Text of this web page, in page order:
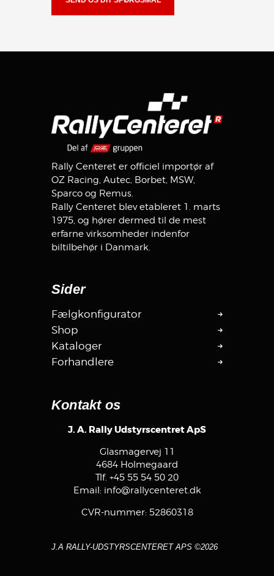
Rally Centeret er officiel importør af
OZ Racing, Autec, Borbet, MSW,
Sparco og Remus.
Rally Centeret blev etableret 1. marts
1975, og hører dermed til de mest
erfarne virksomheder indenfor
biltilbehør i Danmark.
Sider
Fælgkonfigurator
Shop
Kataloger
Forhandlere
Kontakt os
J. A. Rally Udstyrscentret ApS
Glasmagervej 11
4684 Holmegaard
Tlf. +45 55 54 50 20
Email: info@rallycenteret.dk
CVR-nummer: 52860318
J.A RALLY-UDSTYRSCENTERET APS ©2026